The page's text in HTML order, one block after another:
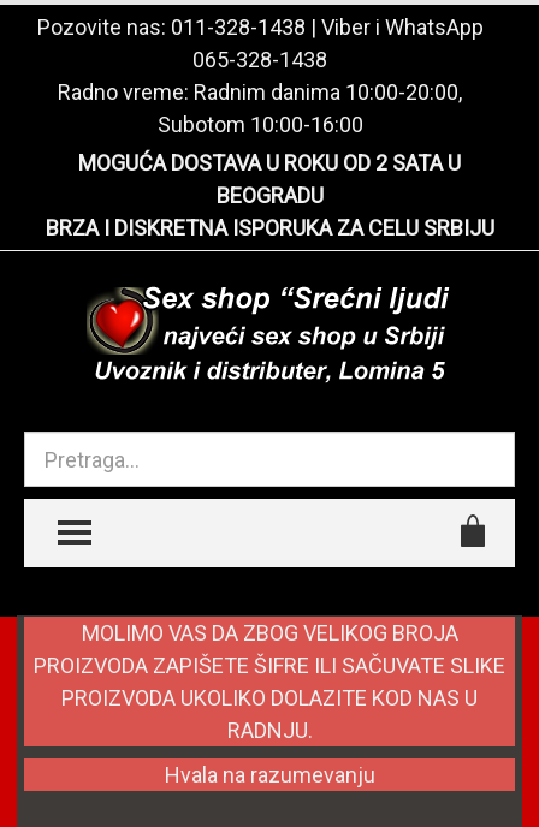
Pozovite nas: 011-328-1438 | Viber i WhatsApp
065-328-1438
Radno vreme: Radnim danima 10:00-20:00,
Subotom 10:00-16:00
MOGUĆA DOSTAVA U ROKU OD 2 SATA U
BEOGRADU
BRZA I DISKRETNA ISPORUKA ZA CELU SRBIJU
TOGGLE MENU
MOLIMO VAS DA ZBOG VELIKOG BROJA
PROIZVODA ZAPIŠETE ŠIFRE ILI SAČUVATE SLIKE
PROIZVODA UKOLIKO DOLAZITE KOD NAS U
RADNJU.
Hvala na razumevanju